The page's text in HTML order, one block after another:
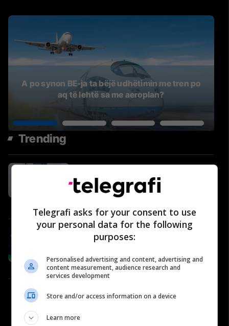
A po synon BE-ja ta bëjë udhëtimin me tren po
aq të lehtë sa me aeroplan?
Trending
Podcast #31: Pse Kosova po
shkon në zgjedhje?
#89: Arena e Yjeve – Valon
Zogiani, ish-futbollist
Telegrafi Sport
Edmond Hajrizi nga UBT në
ardhmja digjitale
Telegrafi asks for your consent to use
your personal data for the following
purposes:
Personalised advertising and content, advertising and
content measurement, audience research and
services development
Store and/or access information on a device
Learn more